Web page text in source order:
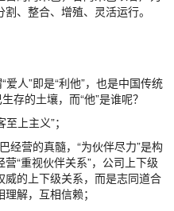
、整合、增殖、灵活运行。
人”即是“利他”，也是中国传统
存的土壤，而“他”是谁呢？
上主义”；
经营的真髓，“为伙伴尽力”是构
“重视伙伴关系”，公司上下级
的上下级关系，而是志同道合
解，互相信赖；